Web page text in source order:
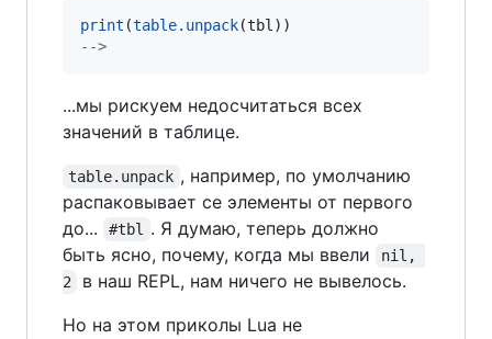
print (table.unpack(tbl
-->
...мы рискуем недосчитаться всех
значений в таблице.
table.unpack , например, по умолчанию
распаковывает се элементы от первого
до...
#tbl
. Я думаю, теперь должно
быть ясно, почему, когда мы ввели
nil,
2
в наш REPL, нам ничего не вывелось.
Но на этом приколы Lua не